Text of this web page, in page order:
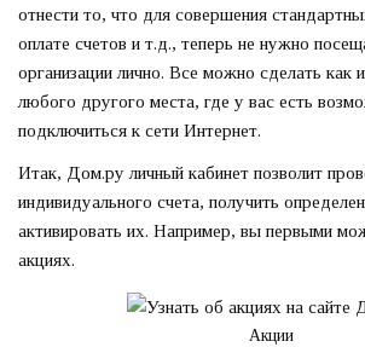
отнести то, что для совершения
оплате счетов и т.д., теперь не нужно
организации лично. Все можно сделать как
любого другого места, где у вас есть
подключиться к сети Интернет.
Итак, Дом.ру личный кабинет позволит
индивидуального счета, получить
активировать их. Например, вы первыми
акциях.
Акции